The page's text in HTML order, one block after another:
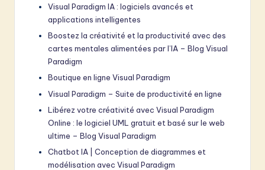
Visual Paradigm IA : logiciels avancés et
applications intelligentes
Boostez la créativité et la productivité avec des
cartes mentales alimentées par l’IA – Blog Visual
Paradigm
Boutique en ligne Visual Paradigm
Visual Paradigm – Suite de productivité en ligne
Libérez votre créativité avec Visual Paradigm
Online : le logiciel UML gratuit et basé sur le web
ultime – Blog Visual Paradigm
Chatbot IA | Conception de diagrammes et
modélisation avec Visual Paradigm